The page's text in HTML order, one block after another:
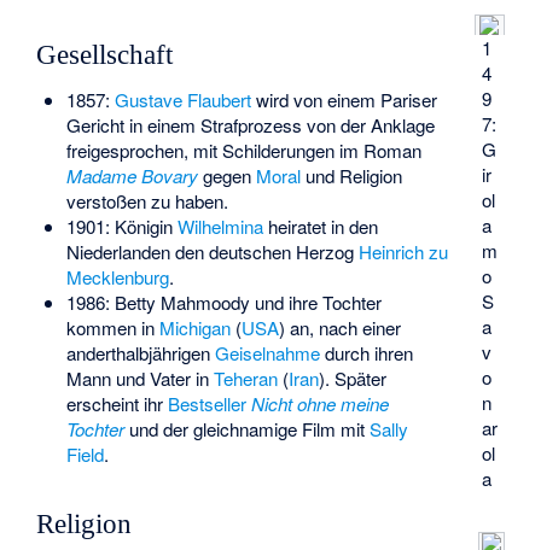
1
4
9
7:
G
ir
ol
a
m
o
S
a
v
o
n
ar
ol
a
Gesellschaft
1857: Gustave Flaubertwird von einem Pariser
Gericht in einem Strafprozess von der Anklage
freigesprochen, mit Schilderungen im Roman
Madame Bovarygegen Moralund Religion
verstoßen zu haben.
1901: KöniginWilhelminaheiratet in den
Niederlanden den deutschen Herzog Heinrich zu
Mecklenburg.
1986: Betty Mahmoody und ihre Tochter
kommen in Michigan(USA) an, nach einer
anderthalbjährigenGeiselnahmedurch ihren
Mann und Vater inTeheran(Iran). Später
erscheint ihr Bestseller Nicht ohne meine
Tochterund der gleichnamige Film mitSally
Field.
Religion